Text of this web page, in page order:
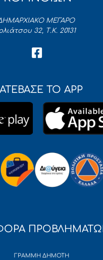
ΜΕΓΑΡΟ
32, Τ.Κ. 20131
ΤΟ APP
ΓΡΑΜΜΗ ΔΗΜΟΤΗ